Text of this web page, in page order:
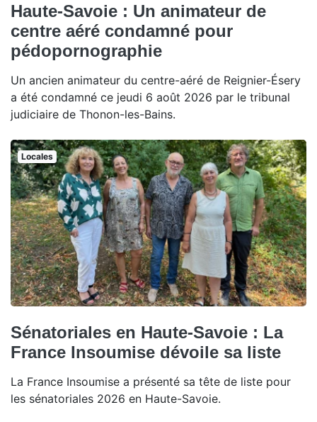
Haute-Savoie : Un animateur de
centre aéré condamné pour
pédopornographie
Un ancien animateur du centre-aéré de Reignier-Ésery
a été condamné ce jeudi 6 août 2026 par le tribunal
judiciaire de Thonon-les-Bains.
Locales
Sénatoriales en Haute-Savoie : La
France Insoumise dévoile sa liste
La France Insoumise a présenté sa tête de liste pour
les sénatoriales 2026 en Haute-Savoie.